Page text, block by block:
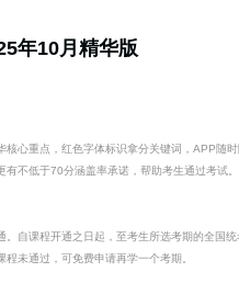
年10月精华版
核心重点，红色字体标识拿分关键词，APP随
不低于70分涵盖率承诺，帮助考生通过考试。
。自课程开通之日起，至考生所选考期的全国
未通过，可免费申请再学一个考期。